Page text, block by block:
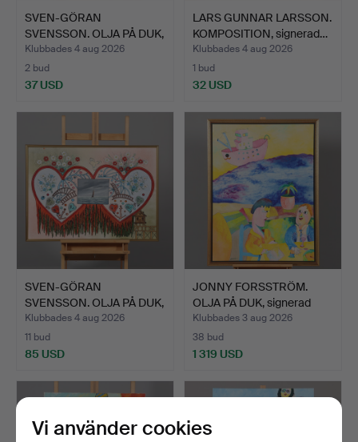
SVEN-GÖRAN
SVENSSON. OLJA PÅ DUK,
signerad.
Klubbades 4 aug 2026
2 bud
37 USD
LARS GUNNAR LARSSON.
KOMPOSITION, signerad…
Klubbades 4 aug 2026
1 bud
32 USD
SVEN-GÖRAN
SVENSSON. OLJA PÅ DUK,
signerad…
Klubbades 4 aug 2026
11 bud
85 USD
JONNY FORSSTRÖM.
OLJA PÅ DUK, signerad
sam…
Klubbades 3 aug 2026
38 bud
1 319 USD
Vi använder cookies